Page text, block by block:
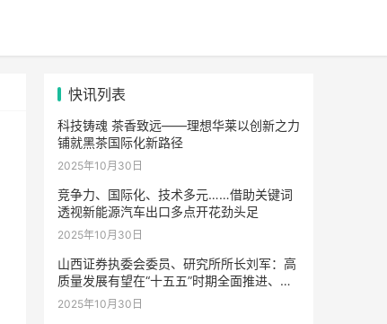
快讯列表
科技铸魂 茶香致远——理想华莱以创新之力
铺就黑茶国际化新路径
2025年10月30日
竞争力、国际化、技术多元……借助关键词
透视新能源汽车出口多点开花劲头足
2025年10月30日
山西证券执委会委员、研究所所长刘军：高
质量发展有望在“十五五”时期全面推进、持
续提升
2025年10月30日